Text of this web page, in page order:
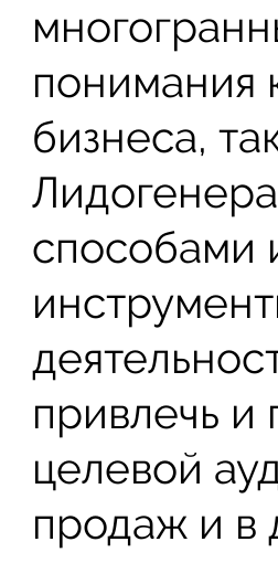
понимания
бизнеса,
способами
привлечь и
целевой
продаж и в